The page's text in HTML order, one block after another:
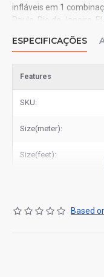
infláveis em 1
Paulo, Rio de Janeiro,
outras grandes
ESPECIFICAÇÕES
Features
SKU:
Size(meter):
Size(feet):
Based